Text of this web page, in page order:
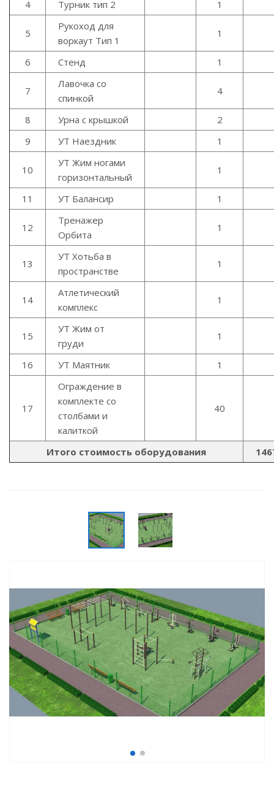
4 Турник тип 2 1
5
Рукоход для
воркаут Тип 1
1
6 Стенд 1
7
Лавочка со
спинкой
4
8 Урна с крышкой
2
9
УТ Наездник 1
10
УТ Жим ногами
горизонтальный
1
11 УТ Балансир 1
12
Тренажер
Орбита
1
13
УТ Хотьба в
пространстве
1
14
Атлетический
комплекс
1
15
УТ Жим от
груди
1
16 УТ Маятник 1
17
Ограждение в
комплекте со
столбами и
калиткой
40
Итого стоимость оборудования